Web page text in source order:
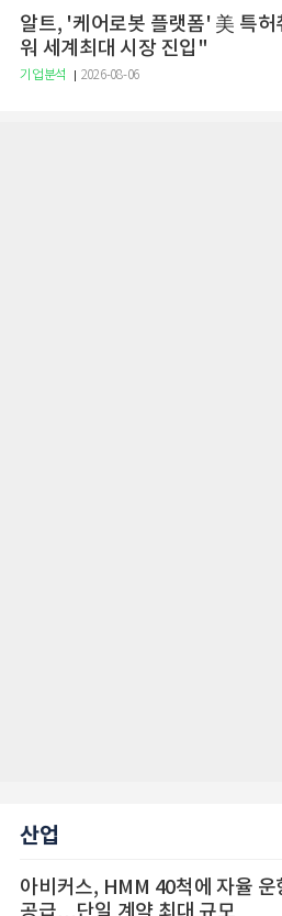
알트, '케어로봇 플랫폼' 美 특
워 세계최대 시장 진입"
기업분석 2026-08-06
산업
아비커스, HMM 40척에 자율 운